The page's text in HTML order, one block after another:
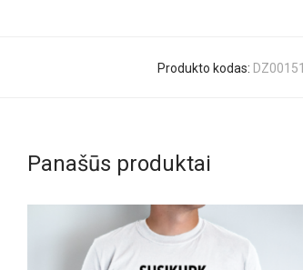
Produkto kodas: DZ00151
Panašūs produktai